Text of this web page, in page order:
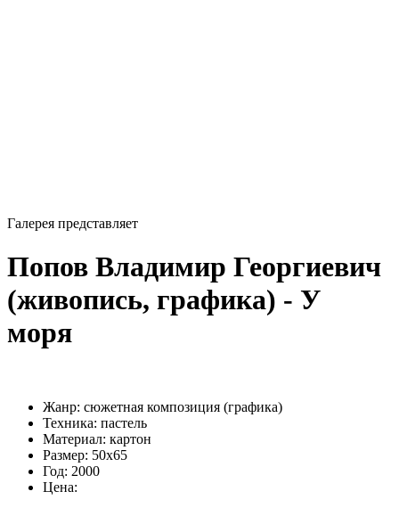
Галерея представляет
Попов Владимир Георгиевич
(живопись, графика) - У
моря
Жанр: сюжетная композиция (графика)
Техника: пастель
Материал: картон
Размер: 50х65
Год: 2000
Цена: